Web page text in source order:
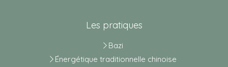
Les pratiques
Bazi
Énergétique traditionnelle chinoise